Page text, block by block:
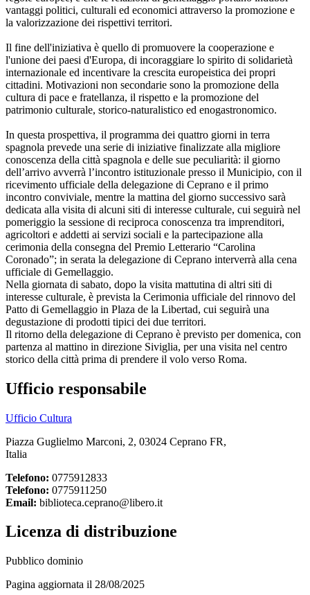
vantaggi politici, culturali ed economici attraverso la promozione e
la valorizzazione dei rispettivi territori.
Il fine dell'iniziativa è quello di promuovere la cooperazione e
l'unione dei paesi d'Europa, di incoraggiare lo spirito di solidarietà
internazionale ed incentivare la crescita europeistica dei propri
cittadini. Motivazioni non secondarie sono la promozione della
cultura di pace e fratellanza, il rispetto e la promozione del
patrimonio culturale, storico-naturalistico ed enogastronomico.
In questa prospettiva, il programma dei quattro giorni in terra
spagnola prevede una serie di iniziative finalizzate alla migliore
conoscenza della città spagnola e delle sue peculiarità: il giorno
dell’arrivo avverrà l’incontro istituzionale presso il Municipio, con il
ricevimento ufficiale della delegazione di Ceprano e il primo
incontro conviviale, mentre la mattina del giorno successivo sarà
dedicata alla visita di alcuni siti di interesse culturale, cui seguirà nel
pomeriggio la sessione di reciproca conoscenza tra imprenditori,
agricoltori e addetti ai servizi sociali e la partecipazione alla
cerimonia della consegna del Premio Letterario “Carolina
Coronado”; in serata la delegazione di Ceprano interverrà alla cena
ufficiale di Gemellaggio.
Nella giornata di sabato, dopo la visita mattutina di altri siti di
interesse culturale, è prevista la Cerimonia ufficiale del rinnovo del
Patto di Gemellaggio in Plaza de la Libertad, cui seguirà una
degustazione di prodotti tipici dei due territori.
Il ritorno della delegazione di Ceprano è previsto per domenica, con
partenza al mattino in direzione Siviglia, per una visita nel centro
storico della città prima di prendere il volo verso Roma.
Ufficio responsabile
Ufficio Cultura
Piazza Guglielmo Marconi, 2, 03024 Ceprano FR,
Italia
Telefono: 0775912833
Telefono: 0775911250
Email: biblioteca.ceprano@libero.it
Licenza di distribuzione
Pubblico dominio
Pagina aggiornata il 28/08/2025